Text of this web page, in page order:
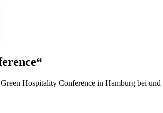
Hospitality Conference in Hamburg bei